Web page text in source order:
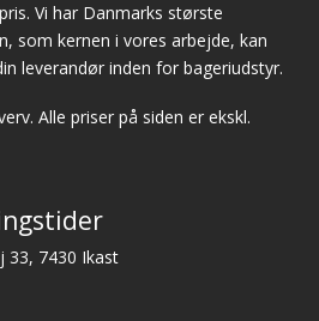
Vi har Danmarks største
som kernen i vores arbejde, kan
leverandør inden for bageriudstyr.
Alle priser på siden er ekskl.
33, 7430 Ikast